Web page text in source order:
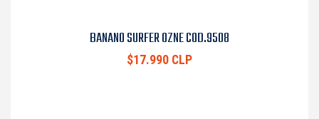
BANANO SURFER OZNE COD.9508
$17.990 CLP